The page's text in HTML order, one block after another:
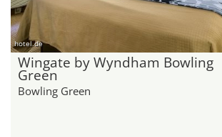
hotel.de
Wingate by Wyndham Bowling
Green
Bowling Green